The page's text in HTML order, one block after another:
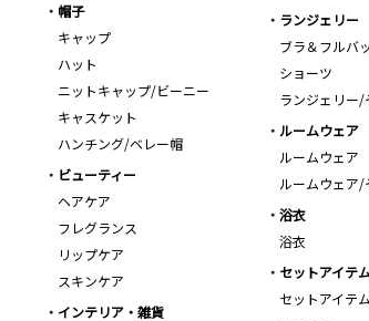
帽子
キャップ
ハット
ニットキャップ/ビーニー
キャスケット
ハンチング/ベレー帽
ランジェリー
ブラ＆フルバ
ショーツ
ランジェリー/
ルームウェア
ルームウェア
ルームウェア/
ビューティー
ヘアケア
フレグランス
リップケア
スキンケア
浴衣
浴衣
セットアイテ
セットアイテム
インテリア・雑貨